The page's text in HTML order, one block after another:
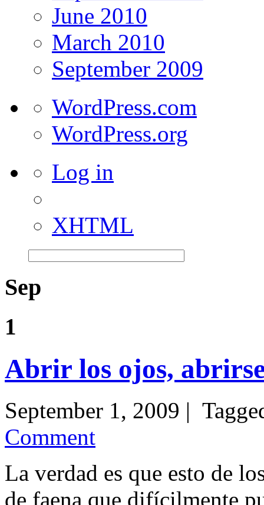
June 2010
March 2010
September 2009
WordPress.com
WordPress.org
Log in
XHTML
Sep
1
Abrir los ojos,
September 1, 2009 |
Comment
La verdad es que esto de
de faena que difícilmente